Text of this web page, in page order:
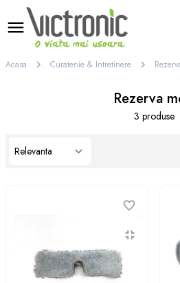
Acasa Curatenie & Intretinere
Rezerva
3 produse